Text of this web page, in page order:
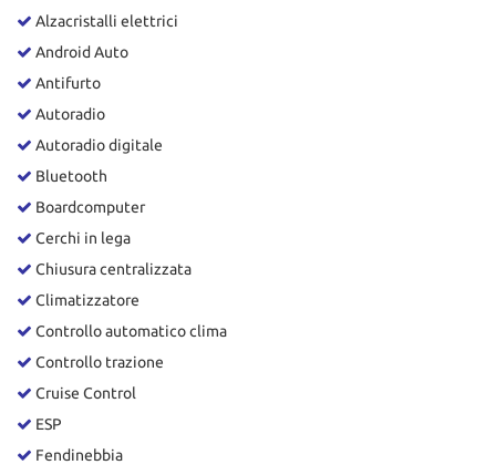
Alzacristalli elettrici
Android Auto
Antifurto
Autoradio
Autoradio digitale
Bluetooth
Boardcomputer
Cerchi in lega
Chiusura centralizzata
Climatizzatore
Controllo automatico clima
Controllo trazione
Cruise Control
ESP
Fendinebbia